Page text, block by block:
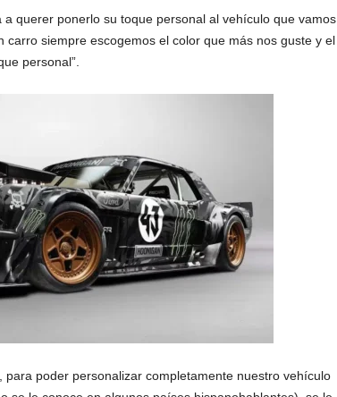
querer ponerlo su toque personal al vehículo que vamos
siempre escogemos el color que más nos guste y el
personal”.
poder personalizar completamente nuestro vehículo